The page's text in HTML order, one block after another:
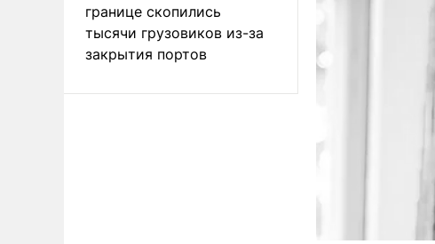
границе скопились
тысячи грузовиков из-за
закрытия портов